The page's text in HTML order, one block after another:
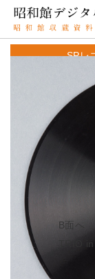
SPレ
TRIO in B
ュウソウキョク
（Beethoven
cantabile，
資料番号：
TRIO in B Flat
ロ長調-「大公
Mov. -
A面
B面へ
TRIO